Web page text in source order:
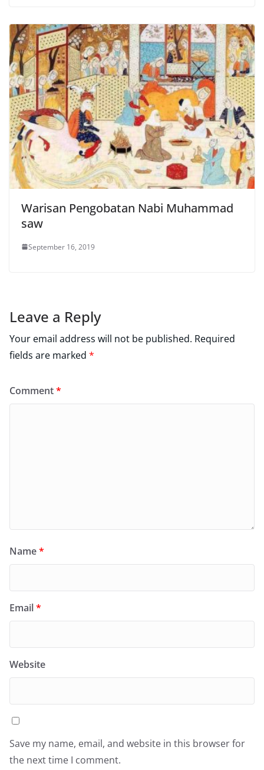
Warisan Pengobatan Nabi Muhammad
saw
September 16, 2019
Leave a Reply
Your email address will not be published. Required
fields are marked *
Comment*
Name*
Email*
Website
Save my name, email, and website in this browser for
the next time I comment.